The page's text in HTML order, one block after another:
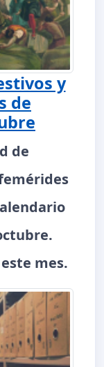
y
de
de
mes.